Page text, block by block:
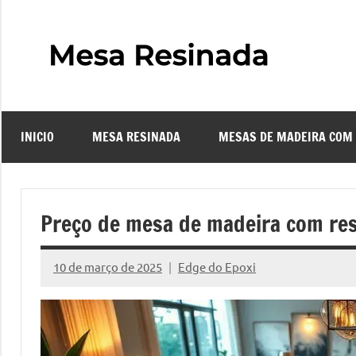
–
uma
resinadas,
a
elegância
se
encontra
INICIO MESA RESINADA MESAS DE MADEIRA
Preço de mesa de madeira com
10 de março de 2025 Edge do Epoxi
Nenhum
Comentário